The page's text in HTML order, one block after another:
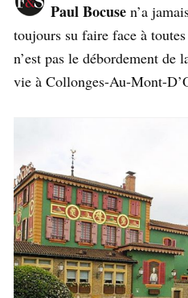
Paul Bocuse n’a
toujours su faire face à
n’est pas le débordement de
vie à Collonges-Au-Mont-